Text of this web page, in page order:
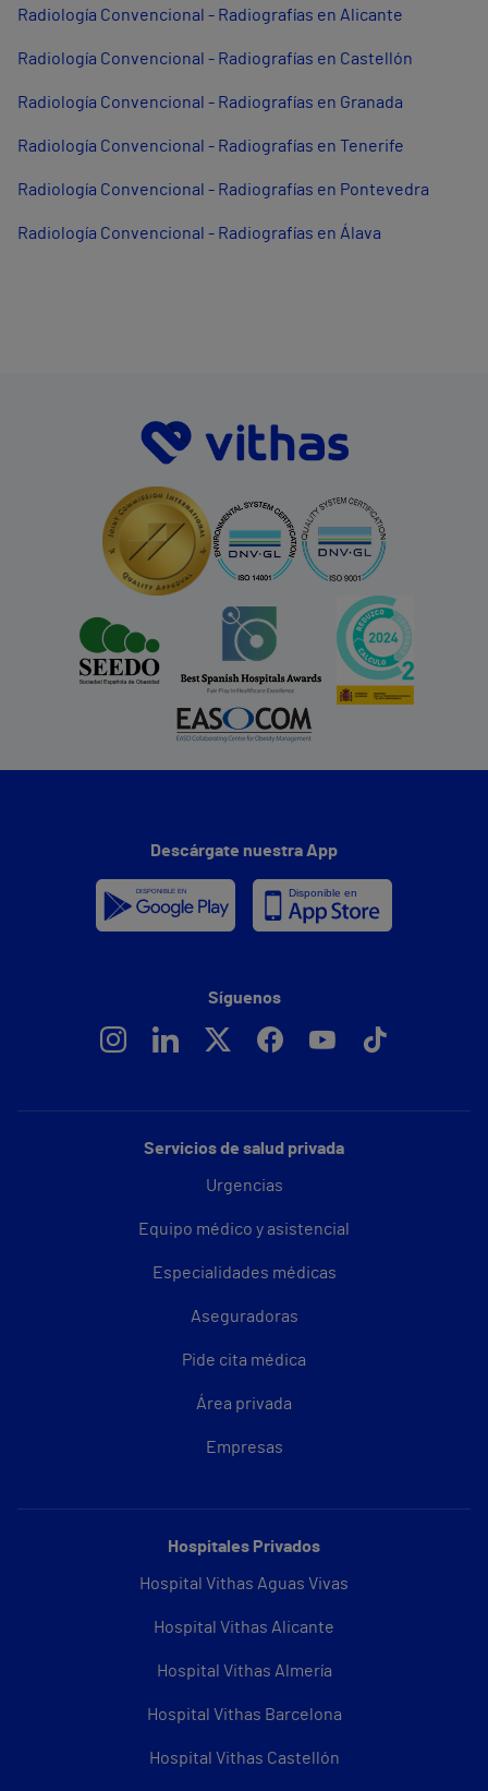
Radiología Convencional - Radiografías en Alicante
Radiología Convencional - Radiografías en Castellón
Radiología Convencional - Radiografías en Granada
Radiología Convencional - Radiografías en Tenerife
Radiología Convencional - Radiografías en Pontevedra
Radiología Convencional - Radiografías en Álava
Servicios de salud privada
Urgencias
Equipo médico y asistencial
Especialidades médicas
Aseguradoras
Pide cita médica
Área privada
Empresas
Hospitales Privados
Hospital Vithas Aguas Vivas
Hospital Vithas Alicante
Hospital Vithas Almería
Hospital Vithas Barcelona
Hospital Vithas Castellón
Descárgate nuestra App
Síguenos